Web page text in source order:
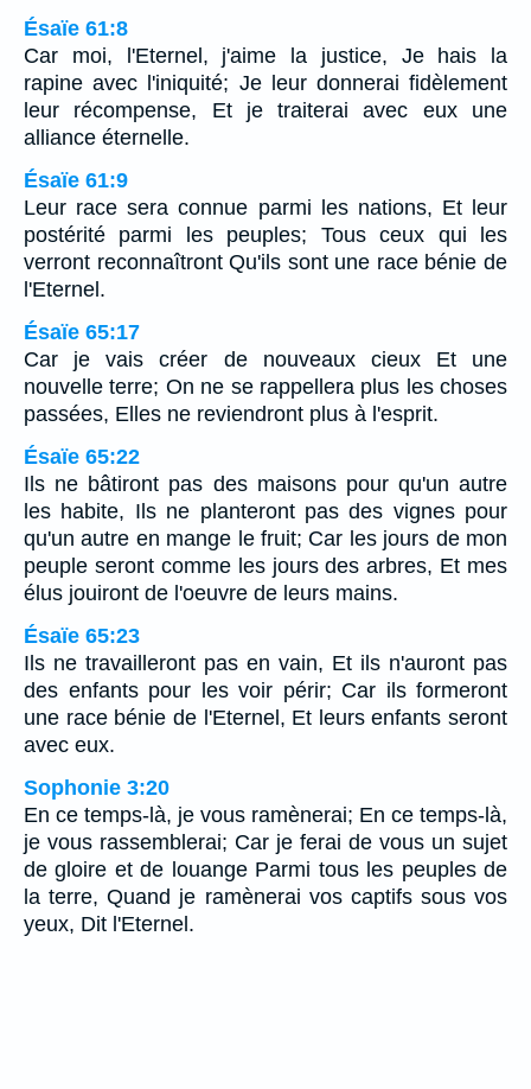
Ésaïe 61:8
Car moi, l'Eternel, j'aime la justice, Je hais la
rapine avec l'iniquité; Je leur donnerai fidèlement
leur récompense, Et je traiterai avec eux une
alliance éternelle.
Ésaïe 61:9
Leur race sera connue parmi les nations, Et leur
postérité parmi les peuples; Tous ceux qui les
verront reconnaîtront Qu'ils sont une race bénie de
l'Eternel.
Ésaïe 65:17
Car je vais créer de nouveaux cieux Et une
nouvelle terre; On ne se rappellera plus les choses
passées, Elles ne reviendront plus à l'esprit.
Ésaïe 65:22
Ils ne bâtiront pas des maisons pour qu'un autre
les habite, Ils ne planteront pas des vignes pour
qu'un autre en mange le fruit; Car les jours de mon
peuple seront comme les jours des arbres, Et mes
élus jouiront de l'oeuvre de leurs mains.
Ésaïe 65:23
Ils ne travailleront pas en vain, Et ils n'auront pas
des enfants pour les voir périr; Car ils formeront
une race bénie de l'Eternel, Et leurs enfants seront
avec eux.
Sophonie 3:20
En ce temps-là, je vous ramènerai; En ce temps-là,
je vous rassemblerai; Car je ferai de vous un sujet
de gloire et de louange Parmi tous les peuples de
la terre, Quand je ramènerai vos captifs sous vos
yeux, Dit l'Eternel.